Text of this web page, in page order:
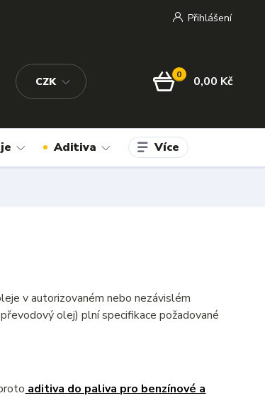
CZK
Přihlášení
0 0,00 Kč
Aditiva Více
v autorizovaném nebo nezávislém
olej) plní specifikace požadované
aditiva do paliva pro benzínové a